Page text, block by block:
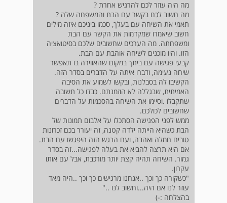
מה היה עוזר לכם להרגיש אחרת ?
מה חשוב לכם בקשר עם הבת והמשפחה שלה ?
תאמי את השיחה עם בעלך, סכמו ביניכם איזה מילים
חשוב שיאמרו שמקדמות את הקשר עם הבת
ומשפחתה. מה הערכים שחשובים שלכם בסיטואציה
הזו. והיו מוכנים לשיחה אוהבת עם הבת.
קבעי פגישה עם ביתך במקום שהאווירה בו תאפשר
שיחה נעימה, ודברו איתה על הדברים בסדר הזה.
הקשיבו לה בסבלנות, ובקשו לשמוע את הסיבה
האמיתית, שבגללה לא הוזמנתם. כבדו כל תשובה
שתקבלו .וסיימו את השיחה בהסכמות על הדברים
שחשובים לכולכם.
ממש לפני הפגישה הסתכלו על אלבום תמונות של
הבת כשהיא הייתה ילדה קטנה, זה יעורר בכם זכרונות
טובים חמלה ואהבה, ועם הרגש הזה היפגשו עם הבת.
אם היא תרצה להביא את בעלה לפגישה...זה בסדר
גמור. השיחה תהיה קצת יותר מורכבת, אבל עם אותו
עקרון.
"כשקורה כך וכך ..אנחנו מרגישים כך וכך ..היה מאד
עוזר לנו אם היה...וחשוב לנו .."
בהצלחה :-)